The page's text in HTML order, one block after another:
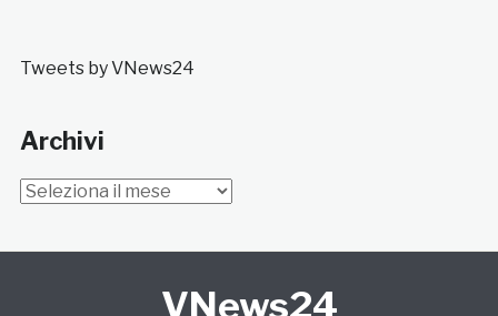
Tweets by VNews24
Archivi
Archivi
VNews24